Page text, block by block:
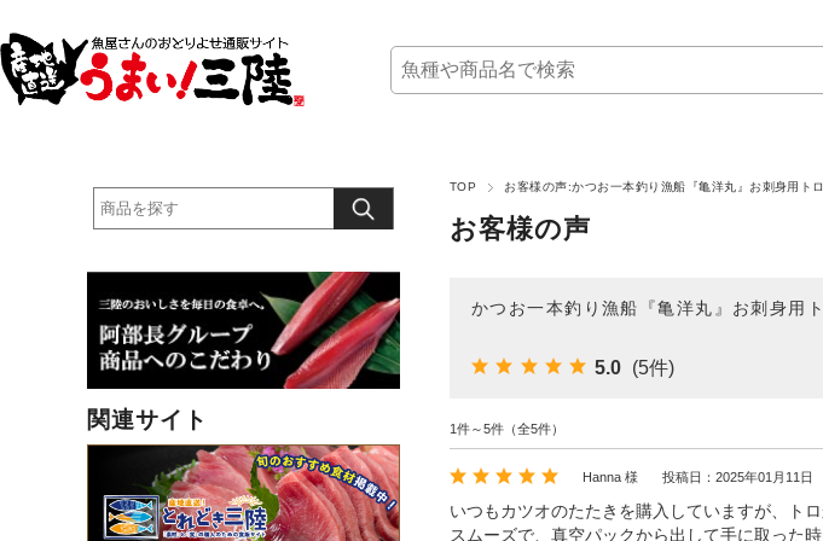
TOP お客様の声:かつお一本釣り漁船『亀洋丸』お刺身用
お客様の声
かつお一本釣り漁船『亀洋丸』お刺身
5.0 (5件)
1件～5件（全5件）
Hanna 様 投稿日：2025年01月11日
いつもカツオのたたきを購入していますが、ト
スムーズで、真空パックから出して手に取った
関連サイト